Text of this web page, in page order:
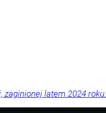
zaginionej latem 2024 roku.